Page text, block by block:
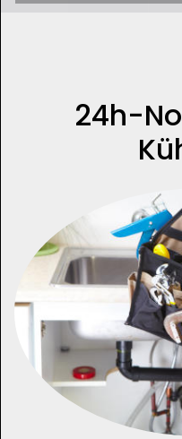
24h-